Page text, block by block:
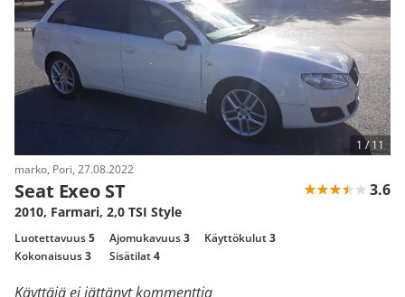
marko, Pori, 27.08.2022
Seat Exeo ST 3.6
2010, Farmari, 2,0 TSI Style
Luotettavuus5 Ajomukavuus3 Käyttökulut3
Kokonaisuus3 Sisätilat4
Käyttäjä ei jättänyt kommenttia
1 /11